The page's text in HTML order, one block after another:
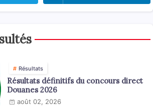
Résultats
Résultats définitifs du concours direct
Douanes 2026
août 02, 2026